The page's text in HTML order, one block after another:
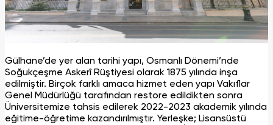
Gülhane’de yer alan tarihi yapı, Osmanlı Dönemi’nde
Soğukçeşme Askerî Rüştiyesi olarak 1875 yılında inşa
edilmiştir. Birçok farklı amaca hizmet eden yapı Vakıflar
Genel Müdürlüğü tarafından restore edildikten sonra
Üniversitemize tahsis edilerek 2022-2023 akademik yılında
eğitime-öğretime kazandırılmıştır. Yerleşke; Lisansüstü